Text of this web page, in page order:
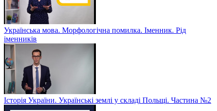
Українська мова. Морфологічна помилка. Іменник. Рід
іменників
Історія України. Українські землі у складі Польщі. Частина №2